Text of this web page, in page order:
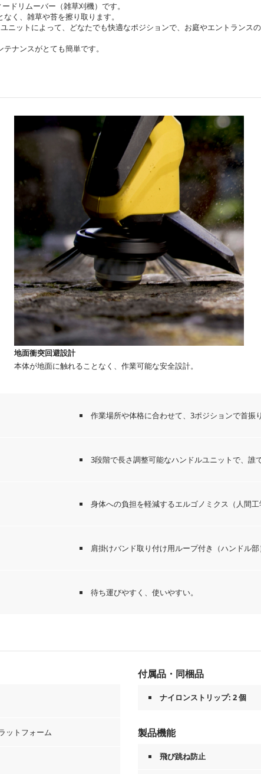
ドリムーバー（雑草刈機）です。
く、雑草や苔を擦り取ります。
ニットによって、どなたでも快適なポジションで、お庭やエントランス
ナンスがとても簡単です。
地面衝突回避設計
本体が地面に触れることなく、作業可能な安全設計。
作業場所や体格に合わせて、3ポジションで首振
3段階で長さ調整可能なハンドルユニットで、誰
身体への負担を軽減するエルゴノミクス（人間工
肩掛けバンド取り付け用ループ付き（ハンドル部
待ち運びやすく、使いやすい。
ットフォーム
付属品・同梱品
ナイロンストリップ: 2 個
製品機能
飛び跳ね防止